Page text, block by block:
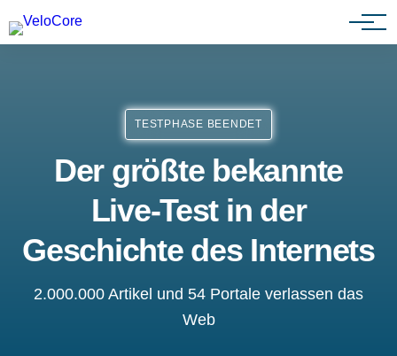
Agenturen & Webdesigner
TESTPHASE BEENDET
Der größte bekannte
Live-Test in der
Geschichte des Internets
2.000.000 Artikel und 54 Portale verlassen das
Web